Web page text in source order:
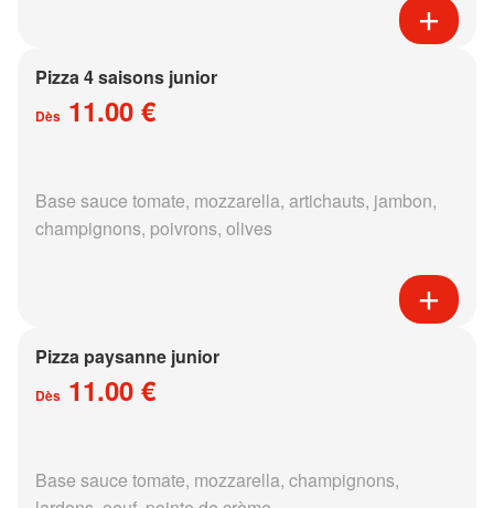
Pizza 4 saisons junior
Dès 11.00 €
Base sauce tomate, mozzarella, artichauts, jambon,
champignons, poivrons, olives
Pizza paysanne junior
Dès 11.00 €
Base sauce tomate, mozzarella, champignons,